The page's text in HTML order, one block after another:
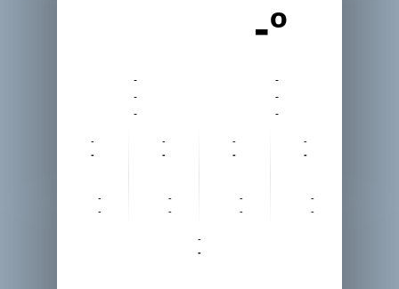
-º
-
-
-
-
-
-
-
-
-
-
-
-
-
-
-
-
-
-
-
-
-
-
-
-